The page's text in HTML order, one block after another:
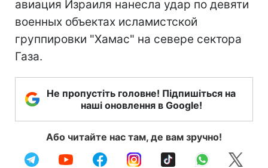
авиация Израиля нанесла удар по девяти
военных объектах исламистской
группировки "Хамас" на севере сектора
Газа.
Не пропустіть головне! Підпишіться на
наші оновлення в Google!
Або читайте нас там, де вам зручно!